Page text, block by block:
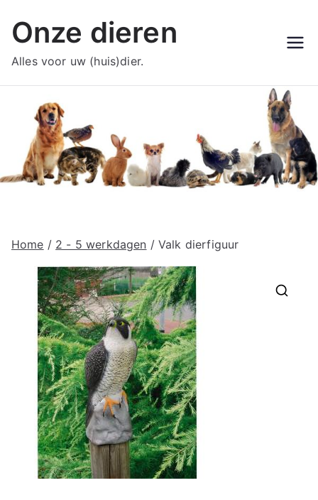
naar
inhoud
Onze dieren
Alles voor uw (huis)dier.
Home / 2 - 5 werkdagen / Valk dierfiguur